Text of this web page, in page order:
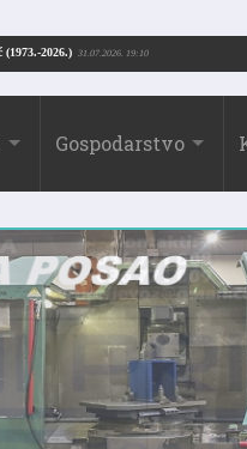
Drago Borić (1973.-2026.) 31.07.2026. 19:10
Gospodarstvo